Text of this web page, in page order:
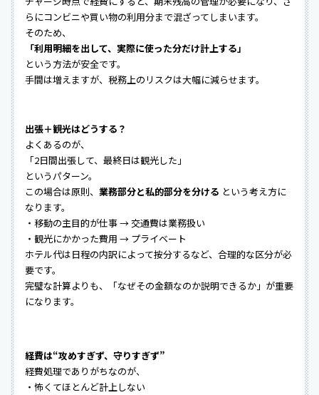
らにコンビニや買い物の利用分まで混ざってしまいます。
そのため、
「利用明細を出して、実際に使った分だけ計上する」
という方法が安全です。
手間は増えますが、税務上のリスクは大幅に減らせます。
出張＋観光はどうする？
よくあるのが、
「2日間出張して、最終日は観光した」
というパターン。
この場合は原則、 業務部分と私的部分を分ける という考え方に
なります。
・移動の主目的が仕事 → 交通費は業務扱い
・観光にかかった費用 → プライベート
ホテル代は日程の内訳によって按分するなど、合理的な区分が必
要です。
完璧な計算よりも、「なぜその金額なのか説明できるか」が重要
になります。
経費は“攻めすぎず、守りすぎず”
経費処理でありがちなのが、
・怖くてほとんど計上しない